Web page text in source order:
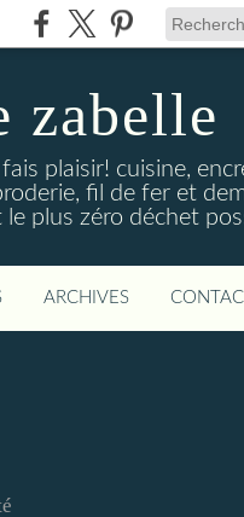
zabelle
plaisir! cuisine,
fil de fer et
plus zéro déchet
ARCHIVES